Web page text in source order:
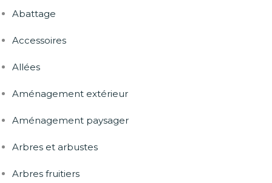
Abattage
Accessoires
Allées
Aménagement extérieur
Aménagement paysager
Arbres et arbustes
Arbres fruitiers